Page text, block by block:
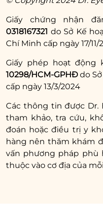
Phẫu thuật nâng
cơ): Chi phí dao
VNĐ đến
độ sụp mí và tình
khách hàng
Giấy chứng nhận
0318167321 do Sở Kế
Chí Minh cấp ngày 17/11/
Giấy phép hoạt động
10298/HCM-GPHĐ do
cấp ngày 13/3/2024
Các thông tin được Dr.
tham khảo, tra cứu,
đoán hoặc điều trị y
hàng nên thăm khám
vấn phương pháp phù
thuộc vào cơ địa của